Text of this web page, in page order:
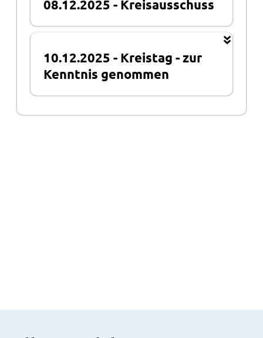
08.12.2025 - Kreisausschuss
10.12.2025 - Kreistag -zur
Kenntnis genommen